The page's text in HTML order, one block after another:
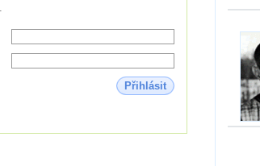
Přihlásit